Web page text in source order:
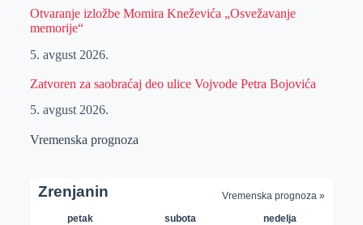
Otvaranje izložbe Momira Kneževića „Osvežavanje
memorije“
5. avgust 2026.
Zatvoren za saobraćaj deo ulice Vojvode Petra Bojovića
5. avgust 2026.
Vremenska prognoza